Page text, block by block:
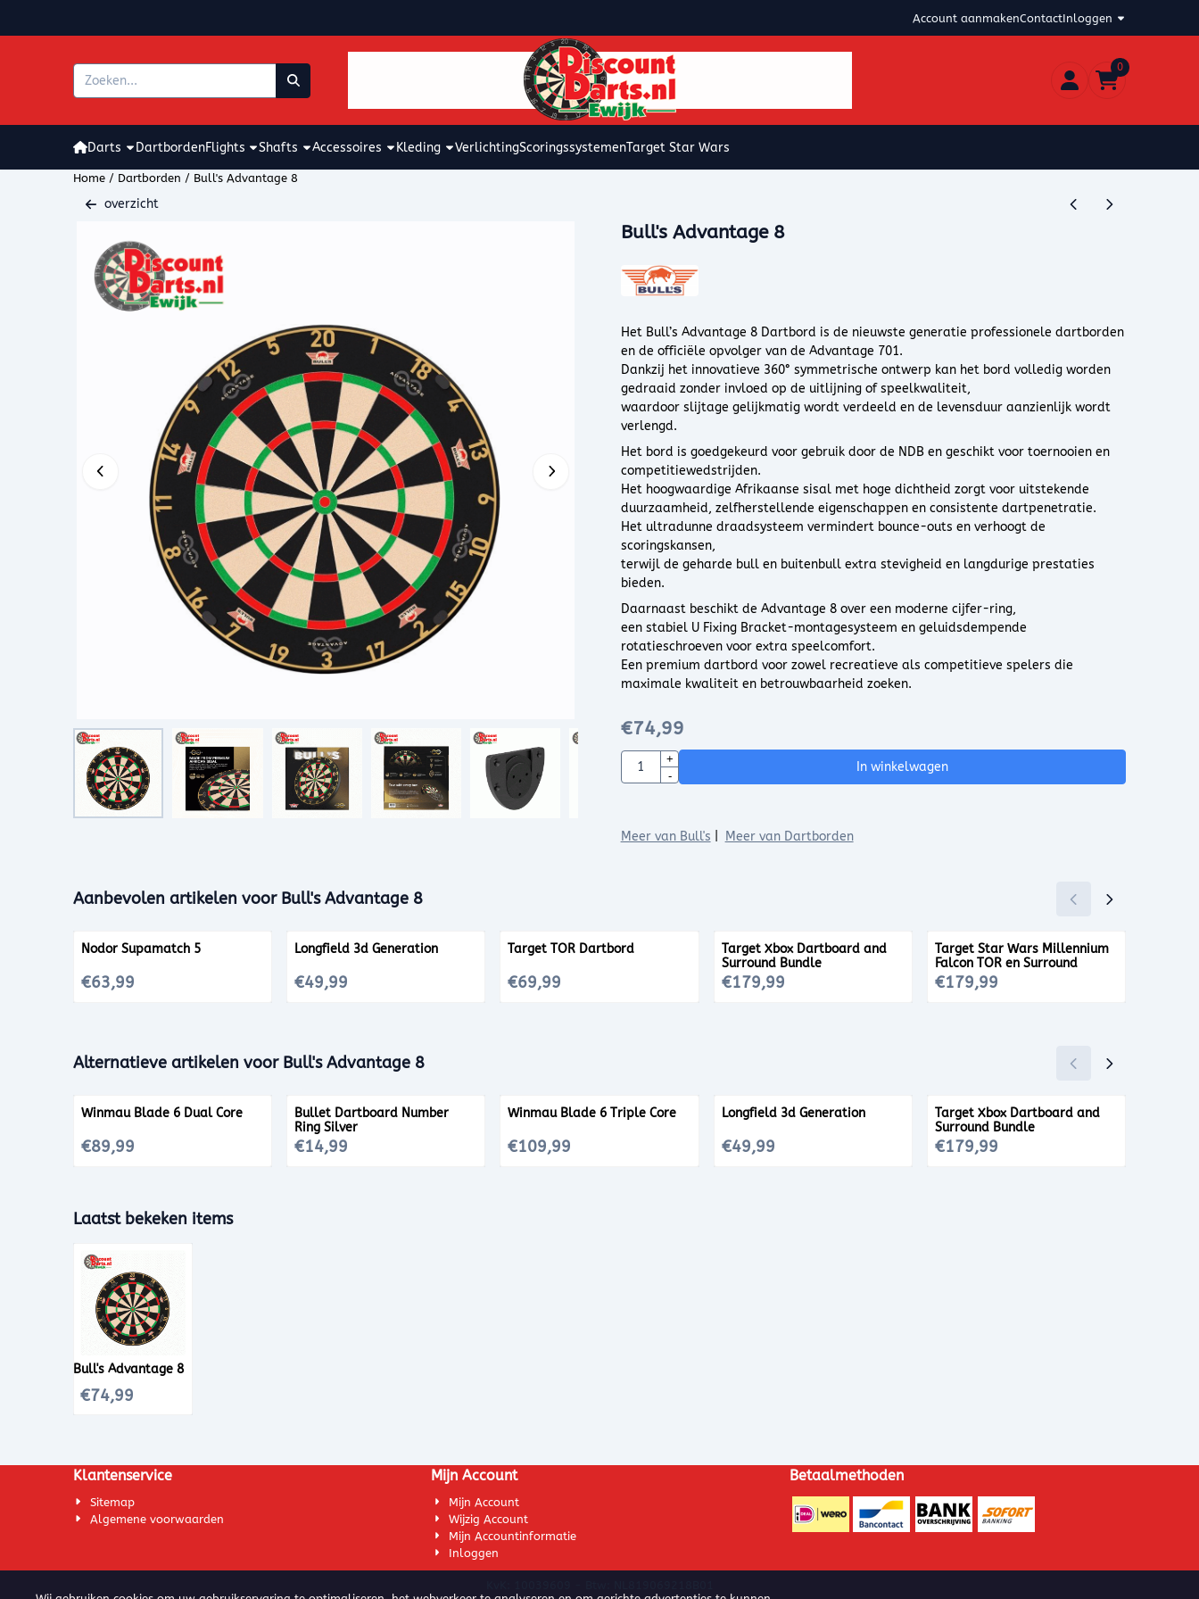
Account aanmakenContactInloggen
Zoeken 0
Darts DartbordenFlights Shafts Accessoires Kleding VerlichtingScoringssystemenTarget Star Wars
Home / Dartborden / Bull's Advantage 8
overzicht
Bull's Advantage 8
Het Bull’s Advantage 8 Dartbord is de nieuwste generatie professionele dartborden
en de officiële opvolger van de Advantage 701.
Dankzij het innovatieve 360° symmetrische ontwerp kan het bord volledig worden
gedraaid zonder invloed op de uitlijning of speelkwaliteit,
waardoor slijtage gelijkmatig wordt verdeeld en de levensduur aanzienlijk wordt
verlengd.
Het bord is goedgekeurd voor gebruik door de NDB en geschikt voor toernooien en
competitiewedstrijden.
Het hoogwaardige Afrikaanse sisal met hoge dichtheid zorgt voor uitstekende
duurzaamheid, zelfherstellende eigenschappen en consistente dartpenetratie.
Het ultradunne draadsysteem vermindert bounce-outs en verhoogt de
scoringskansen,
terwijl de geharde bull en buitenbull extra stevigheid en langdurige prestaties
bieden.
Daarnaast beschikt de Advantage 8 over een moderne cijfer-ring,
een stabiel U Fixing Bracket-montagesysteem en geluidsdempende
rotatieschroeven voor extra speelcomfort.
Een premium dartbord voor zowel recreatieve als competitieve spelers die
maximale kwaliteit en betrouwbaarheid zoeken.
€74,99
Aantal
+
-
In winkelwagen
Meer van Bull's Meer van Dartborden
Aanbevolen artikelen voor Bull's Advantage 8
Nodor Supamatch 5
Prijs: 63,99
€63,99
Longfield 3d Generation
Prijs: 49,99
€49,99
Target TOR Dartbord
Prijs: 69,99
€69,99
Target Xbox Dartboard and
Surround Bundle
Prijs: 179,99
€179,99
Target Star Wars Millennium
Falcon TOR en Surround
Prijs: 179,99
€179,99
Alternatieve artikelen voor Bull's Advantage 8
Winmau Blade 6 Dual Core
Prijs: 89,99
€89,99
Bullet Dartboard Number
Ring Silver
Prijs: 14,99
€14,99
Winmau Blade 6 Triple Core
Prijs: 109,99
€109,99
Longfield 3d Generation
Prijs: 49,99
€49,99
Target Xbox Dartboard and
Surround Bundle
Prijs: 179,99
€179,99
Laatst bekeken items
Bull's Advantage 8
€74,99
Klantenservice
Sitemap
Algemene voorwaarden
Mijn Account
Mijn Account
Wijzig Account
Mijn Accountinformatie
Inloggen
Betaalmethoden